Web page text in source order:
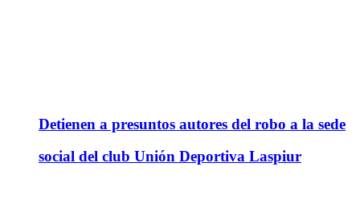
Detienen a presuntos autores del robo a la sede
social del club Unión Deportiva Laspiur